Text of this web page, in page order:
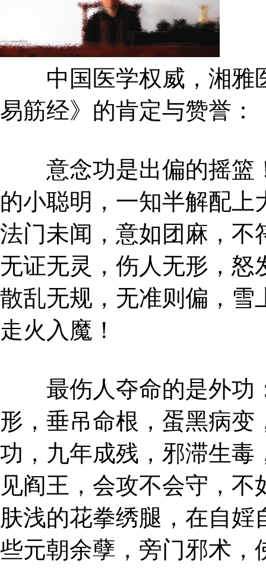
中国医学权威，湘雅
易筋经》的肯定与赞誉：
意念功是出偏的摇篮
的小聪明，一知半解配
法门未闻，意如团麻，不
无证无灵，伤人无形，
散乱无规，无准则偏，雪
走火入魔！
最伤人夺命的是外功
形，垂吊命根，蛋黑病
功，九年成残，邪滞生毒
见阎王，会攻不会守，
肤浅的花拳绣腿，在自
些元朝余孽，旁门邪术，